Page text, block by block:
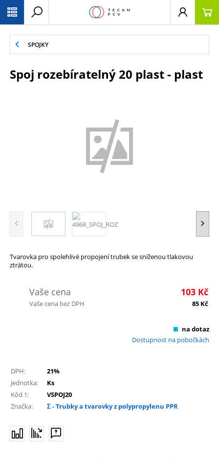
SPOJKY
Spoj rozebíratelný 20 plast - plast
Tvarovka pro spolehlivé propojení trubek se sníženou tlakovou
ztrátou.
Vaše cena 103 Kč
Vaše cena bez DPH 85 Kč
na dotaz
Dostupnost na pobočkách
DPH:
21%
Jednotka:
Ks
Kód 1:
VSPOJ20
Značka:
Σ - Trubky a tvarovky z polypropylenu PPR